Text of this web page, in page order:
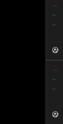
...
..
..
...
..
..